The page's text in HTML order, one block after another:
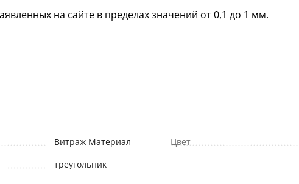
на сайте в пределах значений от 0,1 до 1 мм.
Витраж Материал
треугольник
Цвет